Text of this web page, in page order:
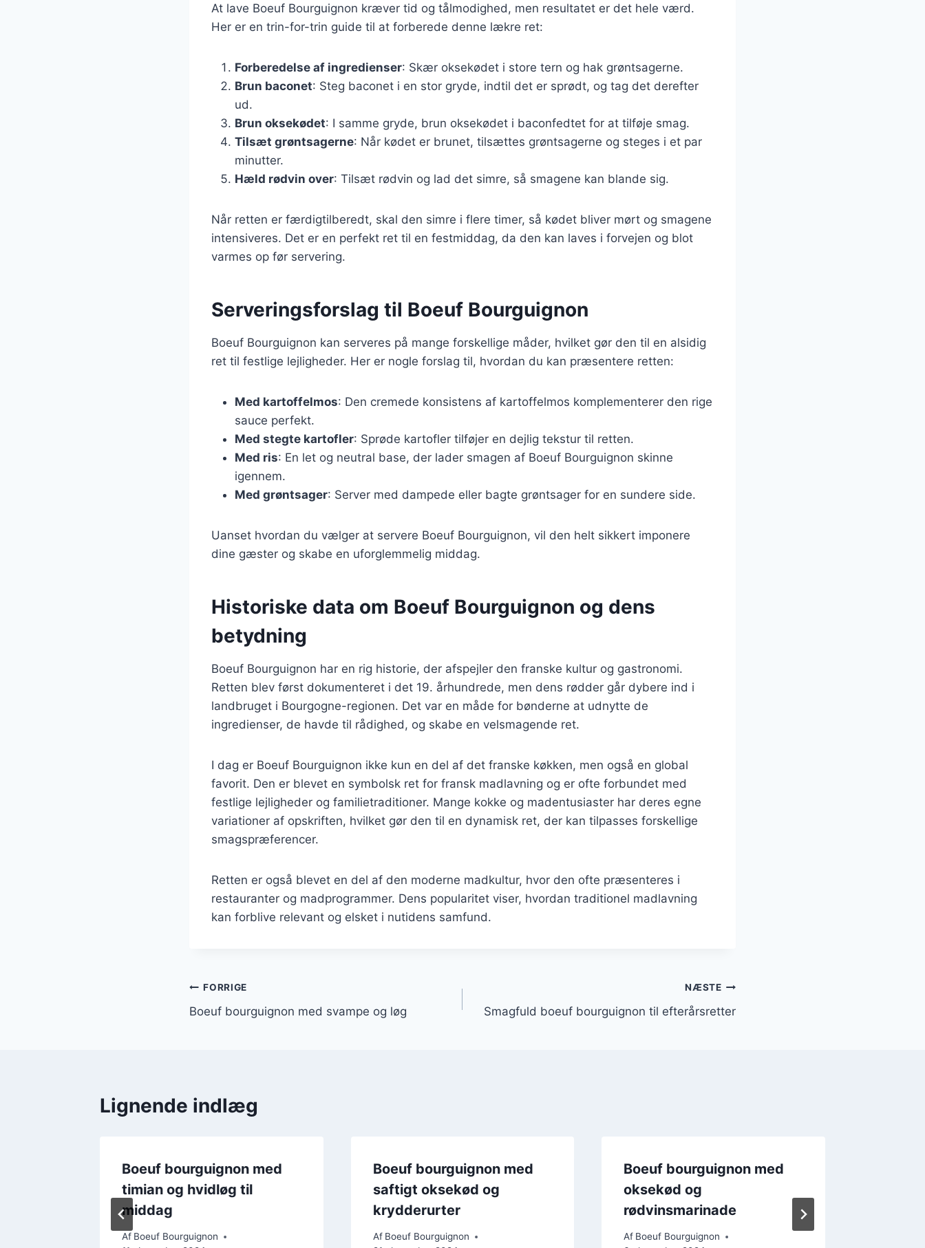
At lave Boeuf Bourguignon kræver tid og tålmodighed, men resultatet er det hele værd.
Her er en trin-for-trin guide til at forberede denne lækre ret:
Forberedelse af ingredienser: Skær oksekødet i store tern og hak grøntsagerne.
Brun baconet: Steg baconet i en stor gryde, indtil det er sprødt, og tag det derefter
ud.
Brun oksekødet: I samme gryde, brun oksekødet i baconfedtet for at tilføje smag.
Tilsæt grøntsagerne: Når kødet er brunet, tilsættes grøntsagerne og steges i et par
minutter.
Hæld rødvin over: Tilsæt rødvin og lad det simre, så smagene kan blande sig.
Når retten er færdigtilberedt, skal den simre i flere timer, så kødet bliver mørt og smagene
intensiveres. Det er en perfekt ret til en festmiddag, da den kan laves i forvejen og blot
varmes op før servering.
Serveringsforslag til Boeuf Bourguignon
Boeuf Bourguignon kan serveres på mange forskellige måder, hvilket gør den til en alsidig
ret til festlige lejligheder. Her er nogle forslag til, hvordan du kan præsentere retten:
Med kartoffelmos: Den cremede konsistens af kartoffelmos komplementerer den rige
sauce perfekt.
Med stegte kartofler: Sprøde kartofler tilføjer en dejlig tekstur til retten.
Med ris: En let og neutral base, der lader smagen af Boeuf Bourguignon skinne
igennem.
Med grøntsager: Server med dampede eller bagte grøntsager for en sundere side.
Uanset hvordan du vælger at servere Boeuf Bourguignon, vil den helt sikkert imponere
dine gæster og skabe en uforglemmelig middag.
Historiske data om Boeuf Bourguignon og dens
betydning
Boeuf Bourguignon har en rig historie, der afspejler den franske kultur og gastronomi.
Retten blev først dokumenteret i det 19. århundrede, men dens rødder går dybere ind i
landbruget i Bourgogne-regionen. Det var en måde for bønderne at udnytte de
ingredienser, de havde til rådighed, og skabe en velsmagende ret.
I dag er Boeuf Bourguignon ikke kun en del af det franske køkken, men også en global
favorit. Den er blevet en symbolsk ret for fransk madlavning og er ofte forbundet med
festlige lejligheder og familietraditioner. Mange kokke og madentusiaster har deres egne
variationer af opskriften, hvilket gør den til en dynamisk ret, der kan tilpasses forskellige
smagspræferencer.
Retten er også blevet en del af den moderne madkultur, hvor den ofte præsenteres i
restauranter og madprogrammer. Dens popularitet viser, hvordan traditionel madlavning
kan forblive relevant og elsket i nutidens samfund.
Indlægsnavigation
FORRIGE
Boeuf bourguignon med svampe og løg
NÆSTE
Smagfuld boeuf bourguignon til efterårsretter
Lignende indlæg
Boeuf bourguignon med
timian og hvidløg til
middag
Af Boeuf Bourguignon
Boeuf bourguignon med
saftigt oksekød og
krydderurter
Af Boeuf Bourguignon
Boeuf bourguignon med
oksekød og
rødvinsmarinade
Af Boeuf Bourguignon